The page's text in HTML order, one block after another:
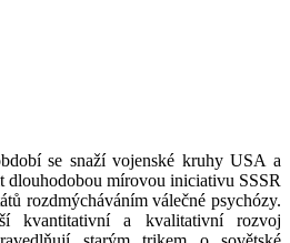
se snaží vojenské kruhy USA a
mírovou iniciativu SSSR
rozdmýcháváním válečné psychózy.
kvantitativní a kvalitativní rozvoj